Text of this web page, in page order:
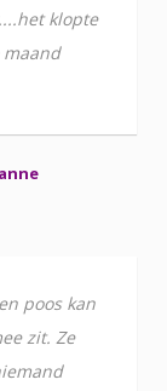
klopte
poos kan
zit. Ze